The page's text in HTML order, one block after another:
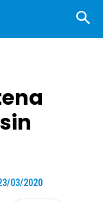
03/2020